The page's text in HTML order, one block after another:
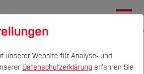
Hochschule
unserer Website für Analyse- und
Datenschutzerklärung erfahren Sie